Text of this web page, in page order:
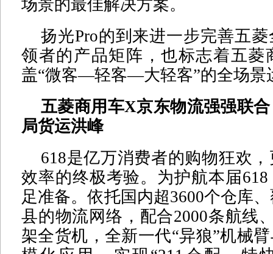
场景的最佳解决方案。
扬光Pro的到来进一步完善五
领者的产品矩阵，也标志着五菱
盖“微客—轻客—大轻客”的全场景
五菱商用车X京东物流强强联
局货运洪峰
618是亿万消费者的购物狂欢
效率的终极考验。为护航本届
足准备。依托国内超3600个仓库
县的物流网络，配合2000条航线
架全货机，全新一代“异狼”机械